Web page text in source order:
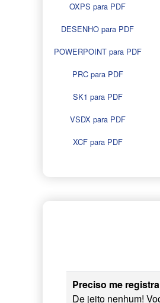
OXPS para PDF
DESENHO para PDF
POWERPOINT para PDF
PRC para PDF
SK1 para PDF
VSDX para PDF
XCF para PDF
Preciso me
De jeito nenhum!